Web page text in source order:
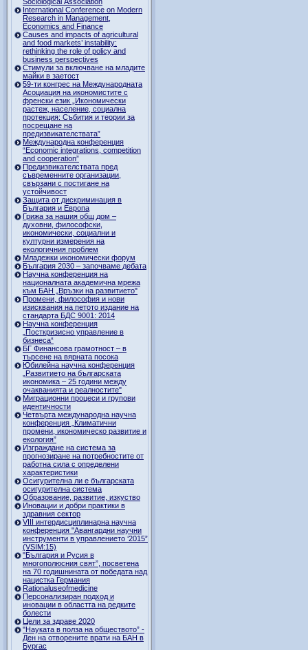
International Conference on Modern
Research in Management,
Economics and Finance
Causes and impacts of agricultural
and food markets’ instability:
rethinking the role of policy and
business perspectives
Стимули за включване на младите
майки в заетост
59-ти конгрес на Международната
Асоциация на икономистите с
френски език „Икономически
растеж, население, социална
протекция: Събития и теории за
посрещане на
предизвикателствата”
Международна конференция
“Economic integrations, competition
and cooperation”
Предизвикателствата пред
съвременните организации,
свързани с постигане на
устойчивост
Защита от дискриминация в
България и Европа
Грижа за нашия общ дом –
духовни, философски,
икономически, социални и
културни измерения на
екологичния проблем
Младежки икономически форум
България 2030 – започваме дебата
Научна конференция на
националната академична мрежа
към БАН „Връзки на развитието"
Промени, философия и нови
изисквания на петото издание на
стандарта БДС 9001: 2014
Научна конференция
„Посткризисно управление в
бизнеса“
БГ Финансова грамотност – в
търсене на вярната посока
Юбилейна научна конференция
„Развитието на българската
икономика – 25 години между
очакванията и реалностите"
Миграционни процеси и групови
идентичности
Четвърта международна научна
конференция „Климатични
промени, икономическо развитие и
екология”
Изграждане на система за
прогнозиране на потребностите от
работна сила с определени
характеристики
Осигурителна ли е българската
осигурителна система
Образование, развитие, изкуство
Иновации и добри практики в
здравния сектор
VIII интердисциплинарна научна
конференция "Авангардни научни
инструменти в управлението ‘2015”
(VSIM:15)
"България и Русия в
многополюсния свят”, посветена
на 70 годишнината от победата над
нацистка Германия
Rationaluseofmedicine
Персонализиран подход и
иновации в областта на редките
болести
Цели за здраве 2020
"Науката в полза на обществото” -
Ден на отворените врати на БАН в
Бургас